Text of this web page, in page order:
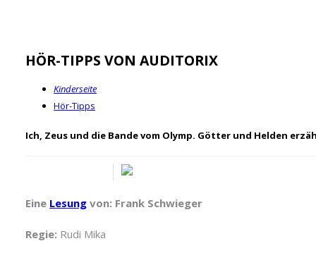
HÖR-TIPPS VON AUDITORIX
Kinderseite
Hör-Tipps
Ich, Zeus und die Bande vom Olymp. Götter und Helden
Eine Lesung von: Frank Schwieger
Regie: Rudi Mika